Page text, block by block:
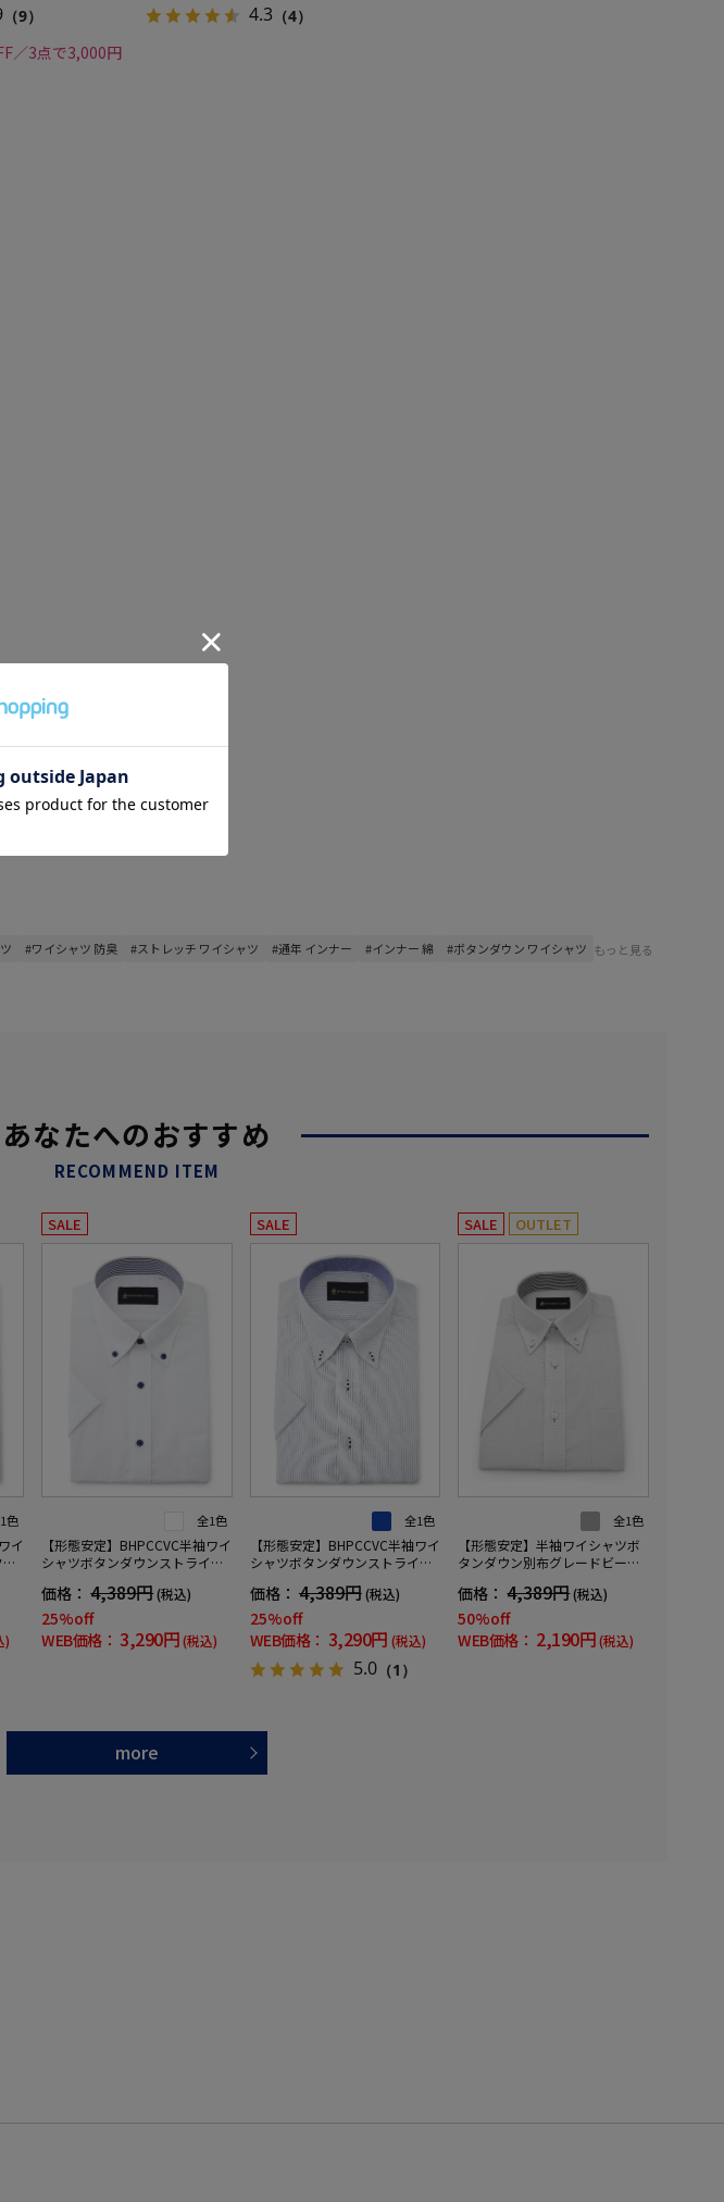
（9）
／3点で3,000円
4.3 （4）
#ワイシャツ 防臭 #ストレッチ ワイシャツ #通年 インナー #インナー 綿 #ボタンダウン ワイシャツ もっと見る
あなたへのおすすめ
RECOMMEND ITEM
色
イ
)
SALE
全1色
【形態安定】BHPCCVC半袖ワイ
シャツボタンダウンストライプ
価格： 4,389円(税込)
25%off
WEB価格： 3,290円(税込)
SALE
全1色
【形態安定】BHPCCVC半袖ワイ
シャツボタンダウンストライプ
価格： 4,389円(税込)
25%off
WEB価格： 3,290円 (税込)
5.0（1）
SALE OUTLET
全1色
【形態安定】半袖ワイシャツボ
タンダウン別布グレードビー織
ブ春夏
価格： 4,389円(税込)
50%off
WEB価格： 2,190円(税込)
more